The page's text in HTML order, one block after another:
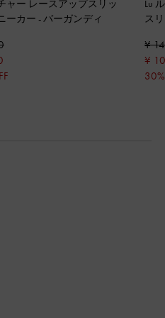
ャー レースアップスリッ
ーカー -バーガンディ
Lu
ス
¥
¥